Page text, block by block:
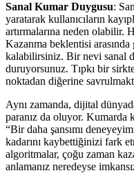
Sanal Kumar Duygusu:
yaratarak kullanıcıların
artırmalarına neden olabilir.
Kazanma beklentisi arasında
kalabilirsiniz. Bir nevi sanal
duruyorsunuz. Tıpkı bir
noktadan diğerine
Aynı zamanda, dijital
paranız da oluyor. Kumarda
“Bir daha şansımı
kadarını kaybettiğinizi fark
algoritmalar, çoğu zaman
anlamanız neredeyse